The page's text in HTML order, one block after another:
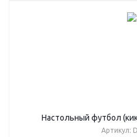
Настольный футбол
Артикул: